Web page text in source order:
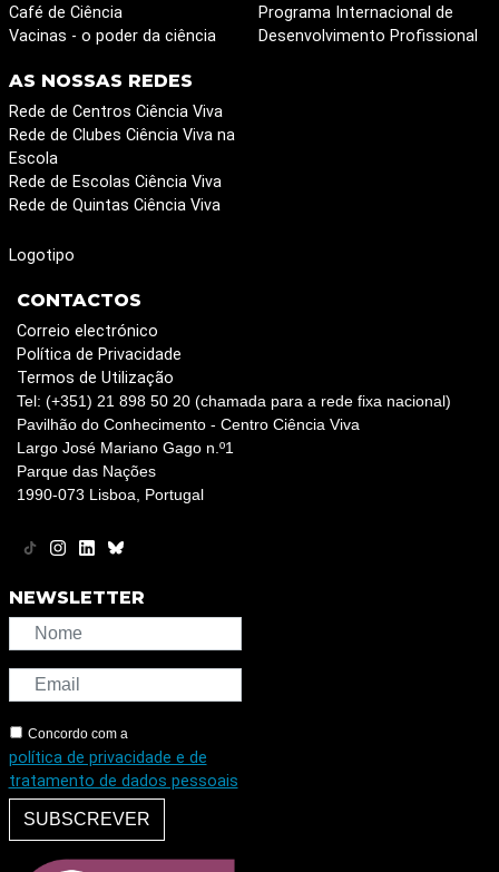
Café de Ciência
Vacinas - o poder da ciência
Programa Internacional de
Desenvolvimento Profissional
AS NOSSAS REDES
Rede de Centros Ciência Viva
Rede de Clubes Ciência Viva na
Escola
Rede de Escolas Ciência Viva
Rede de Quintas Ciência Viva
Logotipo
CONTACTOS
Correio electrónico
Política de Privacidade
Termos de Utilização
Tel: (+351) 21 898 50 20 (chamada para a rede fixa nacional)
Pavilhão do Conhecimento - Centro Ciência Viva
Largo José Mariano Gago n.º1
Parque das Nações
1990-073 Lisboa, Portugal
NEWSLETTER
Concordo com a
política de privacidade e de
tratamento de dados pessoais
SUBSCREVER